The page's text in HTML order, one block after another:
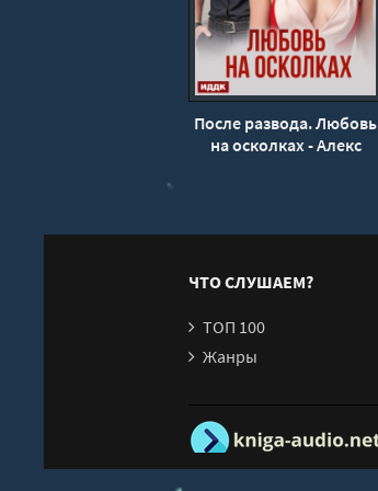
После развода. Любовь
на осколках - Алекс
ЧТО СЛУШАЕМ?
ТОП 100
Жанры